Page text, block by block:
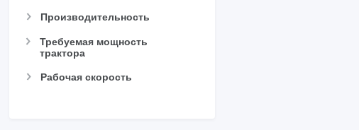
Производительность
Требуемая мощность
трактора
Рабочая скорость